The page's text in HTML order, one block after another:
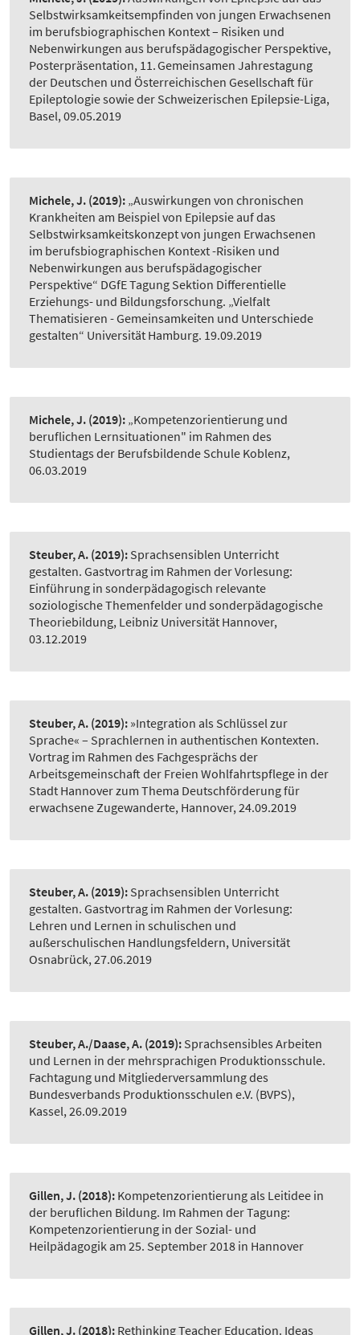
Selbstwirksamkeitsempfinden von jungen Erwachsenen
im berufsbiographischen Kontext – Risiken und
Nebenwirkungen aus berufspädagogischer Perspektive,
Posterpräsentation, 11. Gemeinsamen Jahrestagung
der Deutschen und Österreichischen Gesellschaft für
Epileptologie sowie der Schweizerischen Epilepsie-Liga,
Basel, 09.05.2019
Michele, J. (2019): „Auswirkungen von chronischen
Krankheiten am Beispiel von Epilepsie auf das
Selbstwirksamkeitskonzept von jungen Erwachsenen
im berufsbiographischen Kontext -Risiken und
Nebenwirkungen aus berufspädagogischer
Perspektive“ DGfE Tagung Sektion Differentielle
Erziehungs- und Bildungsforschung. „Vielfalt
Thematisieren - Gemeinsamkeiten und Unterschiede
gestalten“ Universität Hamburg. 19.09.2019
Michele, J. (2019): „Kompetenzorientierung und
beruflichen Lernsituationen" im Rahmen des
Studientags der Berufsbildende Schule Koblenz,
06.03.2019
Steuber, A. (2019): Sprachsensiblen Unterricht
gestalten. Gastvortrag im Rahmen der Vorlesung:
Einführung in sonderpädagogisch relevante
soziologische Themenfelder und sonderpädagogische
Theoriebildung, Leibniz Universität Hannover,
03.12.2019
Steuber, A. (2019): »Integration als Schlüssel zur
Sprache« – Sprachlernen in authentischen Kontexten.
Vortrag im Rahmen des Fachgesprächs der
Arbeitsgemeinschaft der Freien Wohlfahrtspflege in der
Stadt Hannover zum Thema Deutschförderung für
erwachsene Zugewanderte, Hannover, 24.09.2019
Steuber, A. (2019): Sprachsensiblen Unterricht
gestalten. Gastvortrag im Rahmen der Vorlesung:
Lehren und Lernen in schulischen und
außerschulischen Handlungsfeldern, Universität
Osnabrück, 27.06.2019
Steuber, A./Daase, A. (2019): Sprachsensibles Arbeiten
und Lernen in der mehrsprachigen Produktionsschule.
Fachtagung und Mitgliederversammlung des
Bundesverbands Produktionsschulen e.V. (BVPS),
Kassel, 26.09.2019
Gillen, J. (2018): Kompetenzorientierung als Leitidee in
der beruflichen Bildung. Im Rahmen der Tagung:
Kompetenzorientierung in der Sozial- und
Heilpädagogik am 25. September 2018 in Hannover
Gillen, J. (2018): Rethinking Teacher Education. Ideas